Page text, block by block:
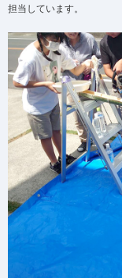
担当しています。